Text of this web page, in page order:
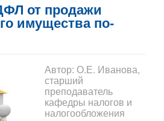
от продажи
имущества по-
Автор: О.Е. Иванова,
старший
преподаватель
кафедры налогов и
налогообложения